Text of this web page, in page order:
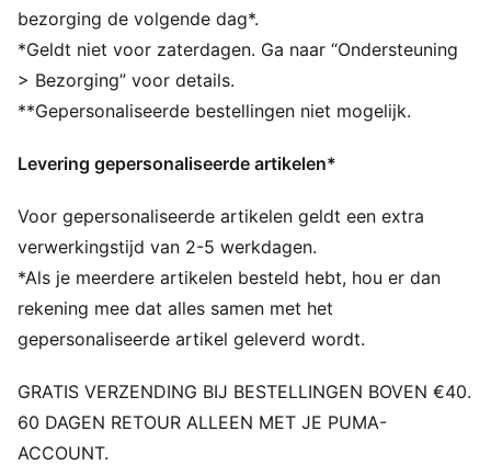
bezorging de volgende dag*.
*Geldt niet voor zaterdagen. Ga naar “Ondersteuning
> Bezorging” voor details.
**Gepersonaliseerde bestellingen niet mogelijk.
Levering gepersonaliseerde artikelen*
Voor gepersonaliseerde artikelen geldt een extra
verwerkingstijd van 2-5 werkdagen.
*Als je meerdere artikelen besteld hebt, hou er dan
rekening mee dat alles samen met het
gepersonaliseerde artikel geleverd wordt.
GRATIS VERZENDING BIJ BESTELLINGEN BOVEN €40.
60 DAGEN RETOUR ALLEEN MET JE PUMA-
ACCOUNT.